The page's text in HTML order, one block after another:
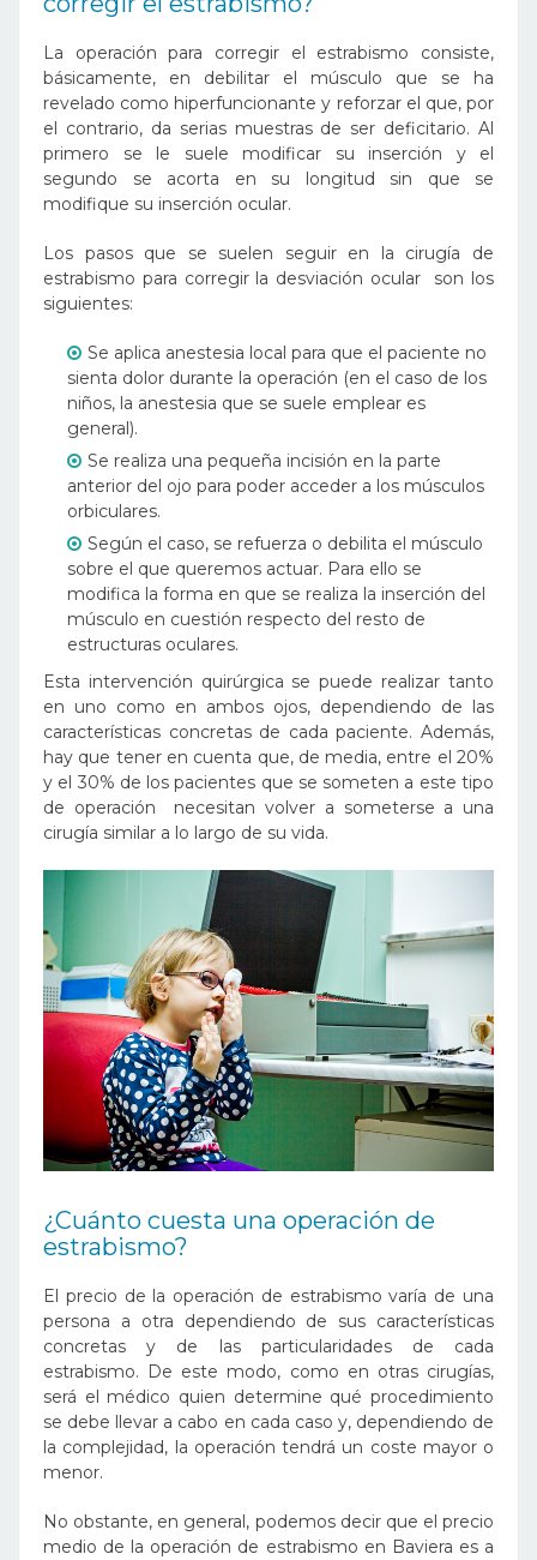
La operación para corregir el estrabismo consiste,
básicamente, en debilitar el músculo que se ha
revelado como hiperfuncionante y reforzar el que, por
el contrario, da serias muestras de ser deficitario. Al
primero se le suele modificar su inserción y el
segundo se acorta en su longitud sin que se
modifique su inserción ocular.
Los pasos que se suelen seguir en la cirugía de
estrabismo para corregir la desviación ocular son los
siguientes:
Se aplica anestesia local para que el paciente no
sienta dolor durante la operación (en el caso de los
niños, la anestesia que se suele emplear es
general).
Se realiza una pequeña incisión en la parte
anterior del ojo para poder acceder a los músculos
orbiculares.
Según el caso, se refuerza o debilita el músculo
sobre el que queremos actuar. Para ello se
modifica la forma en que se realiza la inserción del
músculo en cuestión respecto del resto de
estructuras oculares.
Esta intervención quirúrgica se puede realizar tanto
en uno como en ambos ojos, dependiendo de las
características concretas de cada paciente. Además,
hay que tener en cuenta que, de media, entre el 20%
y el 30% de los pacientes que se someten a este tipo
de operación necesitan volver a someterse a una
cirugía similar a lo largo de su vida.
¿Cuánto cuesta una operación de
estrabismo?
El precio de la operación de estrabismo varía de una
persona a otra dependiendo de sus características
concretas y de las particularidades de cada
estrabismo. De este modo, como en otras cirugías,
será el médico quien determine qué procedimiento
se debe llevar a cabo en cada caso y, dependiendo de
la complejidad, la operación tendrá un coste mayor o
menor.
No obstante, en general, podemos decir que el precio
medio de la operación de estrabismo en Baviera es a